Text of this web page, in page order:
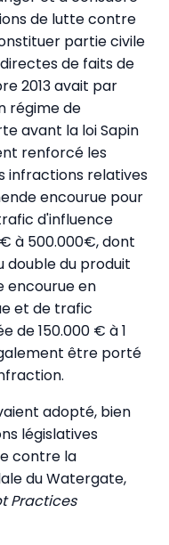
de lutte contre
partie civile
de faits de
2013 avait par
régime de
avant la loi Sapin
renforcé les
infractions relatives
encourue pour
d'influence
à 500.000€, dont
du produit
encourue en
et de trafic
de 150.000 € à 1
être porté
adopté, bien
législatives
contre la
du Watergate,
Practices